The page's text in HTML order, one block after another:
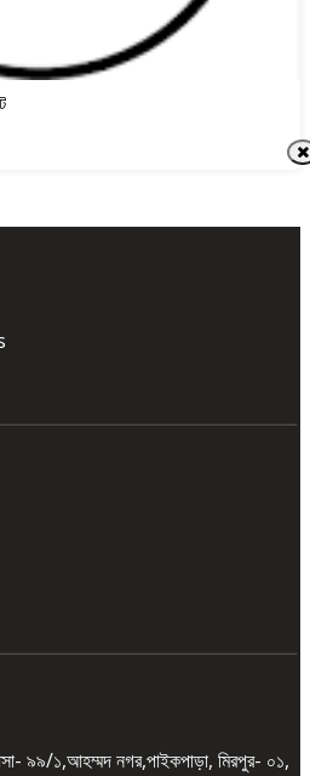
৯৯/১,আহম্মদ নগর,পাইকপাড়া, মিরপুর- ০১,